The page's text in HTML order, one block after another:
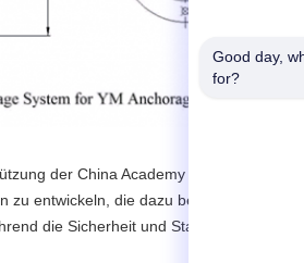
der China Academy of Building
entwickeln, die dazu beitragen,
die Sicherheit und Stabilität des Baus
Good day,
for?